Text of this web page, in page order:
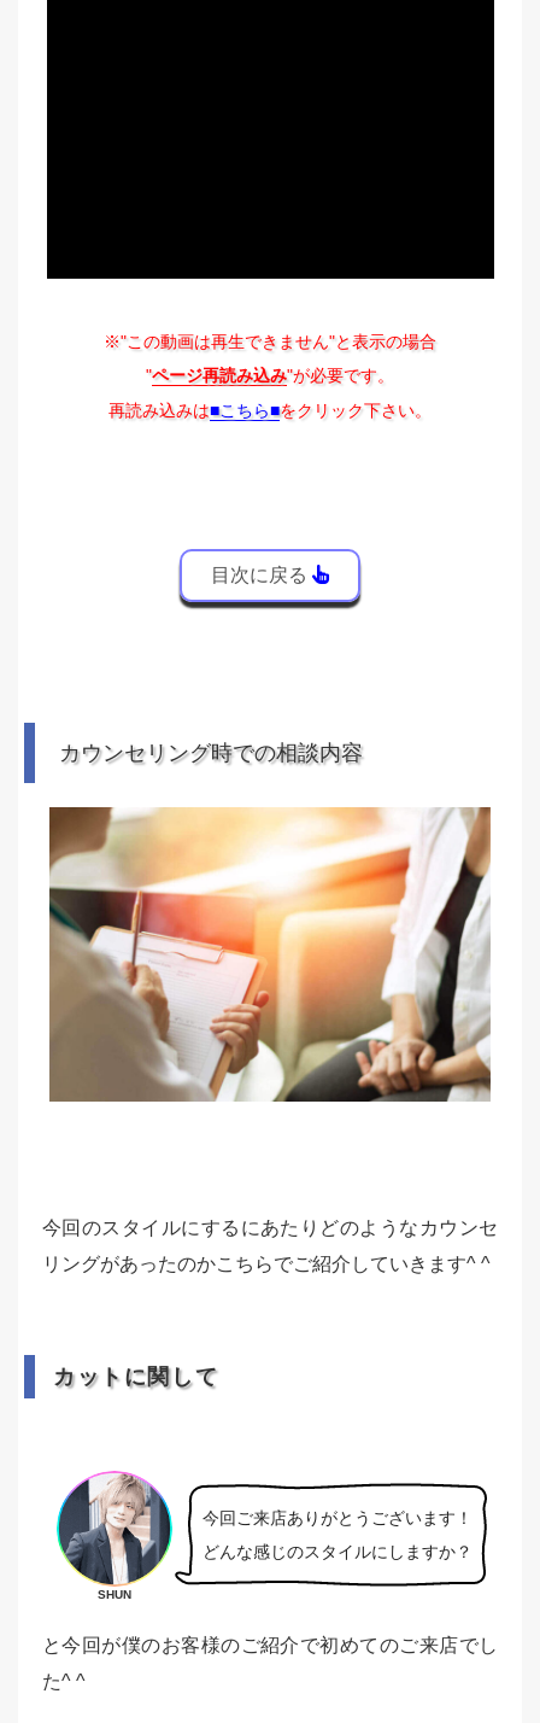
※"この動画は再生できません"と表示の場合
"ページ再読み込み"が必要です。
再読み込みは■こちら■をクリック下さい。
目次に戻る
カウンセリング時での相談内容
今回のスタイルにするにあたりどのようなカウンセ
リングがあったのかこちらでご紹介していきます^ ^
カットに関して
SHUN
今回ご来店ありがとうございます！
どんな感じのスタイルにしますか？
と今回が僕のお客様のご紹介で初めてのご来店でし
た^ ^